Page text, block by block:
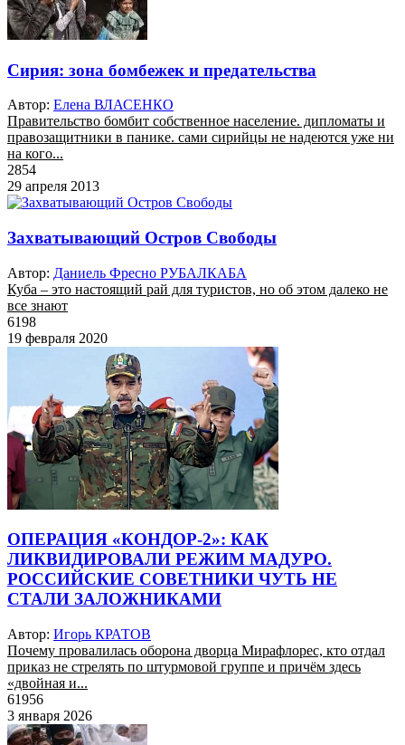
Сирия: зона бомбежек и предательства
Автор: Елена ВЛАСЕНКО
Правительство бомбит собственное население. дипломаты и
правозащитники в панике. сами сирийцы не надеются уже ни
на кого...
2854
29 апреля 2013
Захватывающий Остров Свободы
Автор: Даниель Фресно РУБАЛКАБА
Куба – это настоящий рай для туристов, но об этом далеко не
все знают
6198
19 февраля 2020
ОПЕРАЦИЯ «КОНДОР-2»: КАК
ЛИКВИДИРОВАЛИ РЕЖИМ МАДУРО.
РОССИЙСКИЕ СОВЕТНИКИ ЧУТЬ НЕ
СТАЛИ ЗАЛОЖНИКАМИ
Автор: Игорь КРАТОВ
Почему провалилась оборона дворца Мирафлорес, кто отдал
приказ не стрелять по штурмовой группе и причём здесь
«двойная и...
61956
3 января 2026